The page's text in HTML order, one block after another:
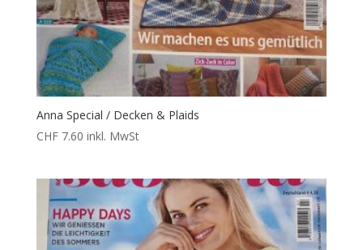
Anna Special / Decken & Plaids
CHF7.60 inkl. MwSt